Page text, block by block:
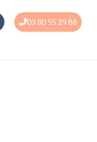
03 80 55 29 88